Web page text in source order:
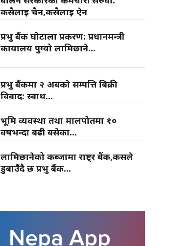
कसैलाई चैन,कसैलाई ऐन
प्रभु बैंक घोटाला प्रकरण: प्रधानमन्त्री
कार्यालय पुग्यो लामिछाने...
प्रभु बैंकमा २ अर्बको सम्पत्ति बिक्री
विवाद: स्वार्थ...
भूमि व्यवस्था तथा मालपोतमा १०
वर्षभन्दा बढी बसेका...
लामिछानेको कब्जामा राष्ट्र बैंक,कसले
डुबाउँदै छ प्रभु बैंक...